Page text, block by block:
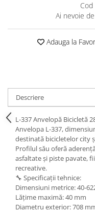
Cod
Ai nevoie
Adauga la
Descriere
L-337 Anvelopă Bicicletă
Anvelopa L-337,
destinată bicicletelor city
Profilul său oferă
asfaltate și piste pavate,
recreative.
🔧 Specificații tehnice:
Dimensiuni metrice: 40-
Lățime maximă: 40 mm
Diametru exterior: 708